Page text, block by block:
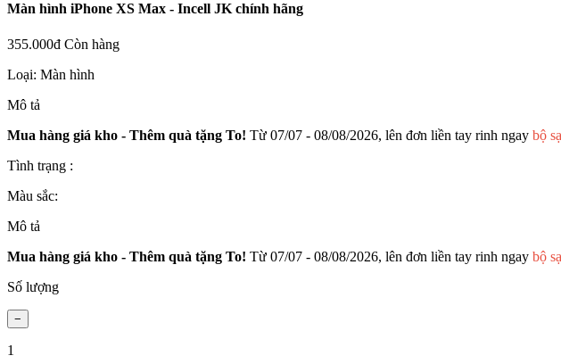
Màn hình iPhone XS Max - Incell JK chính hãng
355.000đ Còn hàng
Loại: Màn hình
Mô tả
Mua hàng giá kho - Thêm quà tặng To! Từ 07/07 - 08/08/2026, lên đơn liền tay rinh ngay bộ
Tình trạng :
Màu sắc:
Mô tả
Mua hàng giá kho - Thêm quà tặng To! Từ 07/07 - 08/08/2026, lên đơn liền tay rinh ngay bộ
Số lượng
1